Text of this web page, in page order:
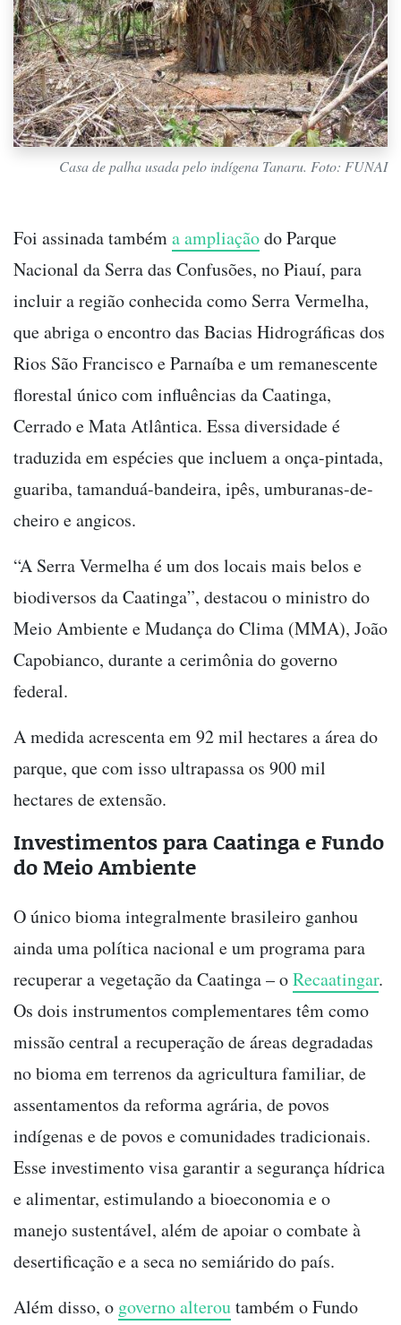
Casa de palha usada pelo indígena Tanaru. Foto: FUNAI
Foi assinada tambéma ampliaçãodo Parque
Nacional da Serra das Confusões, no Piauí, para
incluir a região conhecida como Serra Vermelha,
que abriga o encontro das Bacias Hidrográficas dos
Rios São Francisco e Parnaíba e um remanescente
florestal único com influências da Caatinga,
Cerrado e Mata Atlântica. Essa diversidade é
traduzida em espécies que incluem a onça-pintada,
guariba, tamanduá-bandeira, ipês, umburanas-de-
cheiro e angicos.
“A Serra Vermelha é um dos locais mais belos e
biodiversos da Caatinga”, destacou o ministro do
Meio Ambiente e Mudança do Clima (MMA), João
Capobianco, durante a cerimônia do governo
federal.
A medida acrescenta em 92 mil hectares a área do
parque, que com isso ultrapassa os 900 mil
hectares de extensão.
Investimentos para Caatinga e Fundo
do Meio Ambiente
O único bioma integralmente brasileiro ganhou
ainda uma política nacional e um programa para
recuperar a vegetação da Caatinga – oRecaatingar.
Os dois instrumentos complementares têm como
missão central a recuperação de áreas degradadas
no bioma em terrenos da agricultura familiar, de
assentamentos da reforma agrária, de povos
indígenas e de povos e comunidades tradicionais.
Esse investimento visa garantir a segurança hídrica
e alimentar, estimulando a bioeconomia e o
manejo sustentável, além de apoiar o combate à
desertificação e a seca no semiárido do país.
Além disso, o governo alteroutambém o Fundo